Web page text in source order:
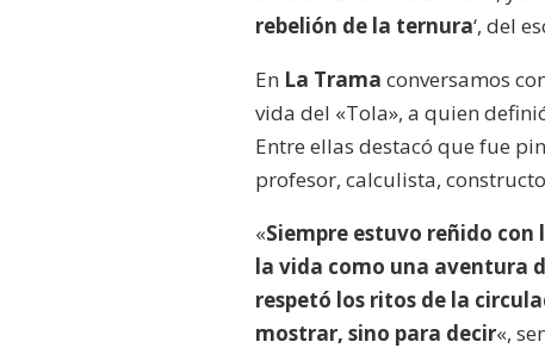
rebelión de la ternura‘, del
En La Trama conversamos
vida del «Tola», a quien
Entre ellas destacó que fue
profesor, calculista,
«Siempre estuvo reñido con
la vida como una aventura
respetó los ritos de la
mostrar, sino para decir«,